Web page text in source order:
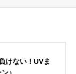
けない！UVま
♪